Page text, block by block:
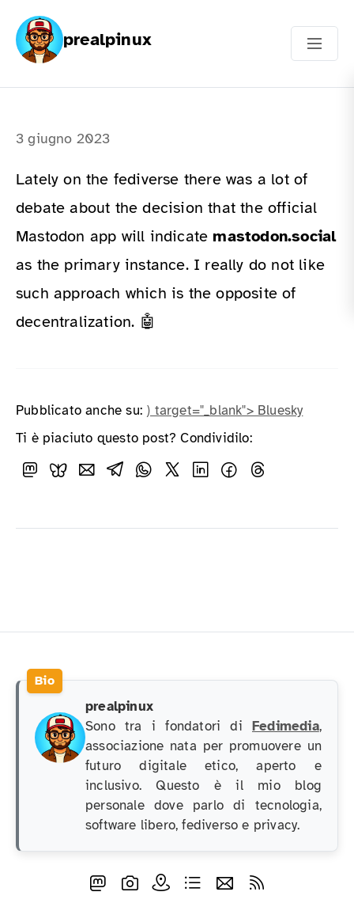
prealpinux
3 giugno 2023
Lately on the fediverse there was a lot of
debate about the decision that the official
Mastodon app will indicate mastodon.social
as the primary instance. I really do not like
such approach which is the opposite of
decentralization. 🤖
Pubblicato anche su: ) target="_blank"> Bluesky
Ti è piaciuto questo post? Condividilo:
prealpinux
Sono tra i fondatori di Fedimedia,
associazione nata per promuovere un
futuro digitale etico, aperto e
inclusivo. Questo è il mio blog
personale dove parlo di tecnologia,
software libero, fediverso e privacy.